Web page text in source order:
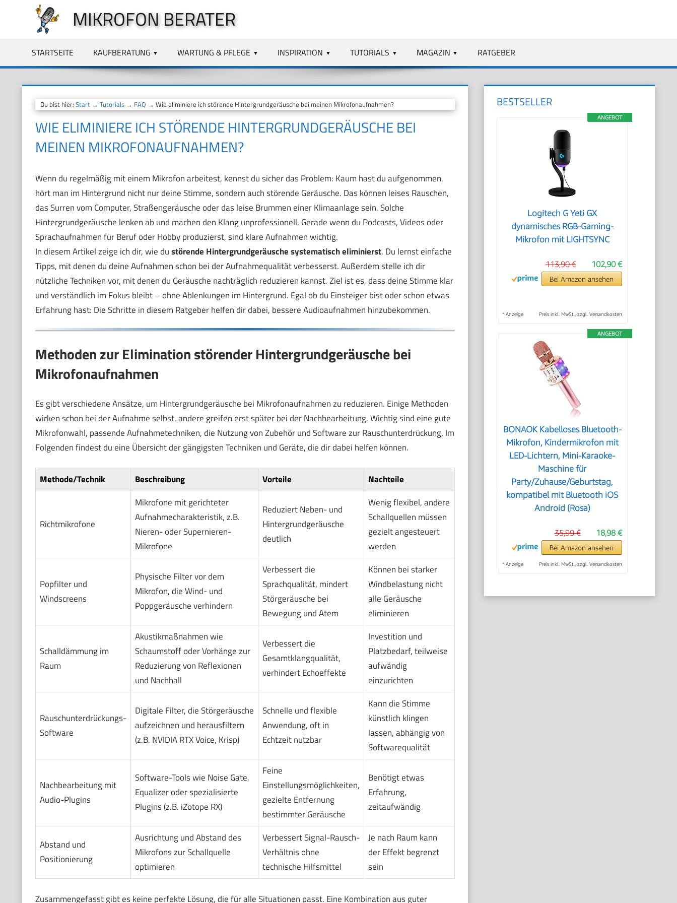
springen
MIKROFON BERATER
STARTSEITE KAUFBERATUNG WARTUNG & PFLEGE INSPIRATION TUTORIALS MAGAZIN RATGEBER
Du bist hier: Start→ Tutorials→ FAQ → Wie eliminiere ich störende Hintergrundgeräusche bei meinen Mikrofonaufnahmen?
WIE ELIMINIERE ICH STÖRENDE HINTERGRUNDGERÄUSCHE BEI
MEINEN MIKROFONAUFNAHMEN?
Wenn du regelmäßig mit einem Mikrofon arbeitest, kennst du sicher das Problem: Kaum hast du aufgenommen,
hört man im Hintergrund nicht nur deine Stimme, sondern auch störende Geräusche. Das können leises Rauschen,
das Surren vom Computer, Straßengeräusche oder das leise Brummen einer Klimaanlage sein. Solche
Hintergrundgeräusche lenken ab und machen den Klang unprofessionell. Gerade wenn du Podcasts, Videos oder
Sprachaufnahmen für Beruf oder Hobby produzierst, sind klare Aufnahmen wichtig.
In diesem Artikel zeige ich dir, wie dustörende Hintergrundgeräusche systematisch eliminierst. Du lernst einfache
Tipps, mit denen du deine Aufnahmen schon bei der Aufnahmequalität verbesserst. Außerdem stelle ich dir
nützliche Techniken vor, mit denen du Geräusche nachträglich reduzieren kannst. Ziel ist es, dass deine Stimme klar
und verständlich im Fokus bleibt – ohne Ablenkungen im Hintergrund. Egal ob du Einsteiger bist oder schon etwas
Erfahrung hast: Die Schritte in diesem Ratgeber helfen dir dabei, bessere Audioaufnahmen hinzubekommen.
Methoden zur Elimination störender Hintergrundgeräusche bei
Mikrofonaufnahmen
Es gibt verschiedene Ansätze, um Hintergrundgeräusche bei Mikrofonaufnahmen zu reduzieren. Einige Methoden
wirken schon bei der Aufnahme selbst, andere greifen erst später bei der Nachbearbeitung. Wichtig sind eine gute
Mikrofonwahl, passende Aufnahmetechniken, die Nutzung von Zubehör und Software zur Rauschunterdrückung. Im
Folgenden findest du eine Übersicht der gängigsten Techniken und Geräte, die dir dabei helfen können.
Methode/Technik Beschreibung Vorteile Nachteile
Richtmikrofone
Mikrofone mit gerichteter
Aufnahmecharakteristik, z.B.
Nieren- oder Supernieren-
Mikrofone
Reduziert Neben- und
Hintergrundgeräusche
deutlich
Wenig flexibel, andere
Schallquellen müssen
gezielt angesteuert
werden
Popfilter und
Windscreens
Physische Filter vor dem
Mikrofon, die Wind- und
Poppgeräusche verhindern
Verbessert die
Sprachqualität, mindert
Störgeräusche bei
Bewegung und Atem
Können bei starker
Windbelastung nicht
alle Geräusche
eliminieren
Schalldämmung im
Raum
Akustikmaßnahmen wie
Schaumstoff oder Vorhänge zur
Reduzierung von Reflexionen
und Nachhall
Verbessert die
Gesamtklangqualität,
verhindert Echoeffekte
Investition und
Platzbedarf, teilweise
aufwändig
einzurichten
Rauschunterdrückungs-
Software
Digitale Filter, die Störgeräusche
aufzeichnen und herausfiltern
(z.B. NVIDIA RTX Voice, Krisp)
Schnelle und flexible
Anwendung, oft in
Echtzeit nutzbar
Kann die Stimme
künstlich klingen
lassen, abhängig von
Softwarequalität
Nachbearbeitung mit
Audio-Plugins
Software-Tools wie Noise Gate,
Equalizer oder spezialisierte
Plugins (z.B. iZotope RX)
Feine
Einstellungsmöglichkeiten,
gezielte Entfernung
bestimmter Geräusche
Benötigt etwas
Erfahrung,
zeitaufwändig
Abstand und
Positionierung
Ausrichtung und Abstand des
Mikrofons zur Schallquelle
optimieren
Verbessert Signal-Rausch-
Verhältnis ohne
technische Hilfsmittel
Je nach Raum kann
der Effekt begrenzt
sein
Zusammengefasst gibt es keine perfekte Lösung, die für alle Situationen passt. Eine Kombination aus guter
BESTSELLER
ANGEBOT
Logitech G Yeti GX
dynamisches RGB-Gaming-
Mikrofon mit LIGHTSYNC
102,90 €
113,90 €
Bei Amazon ansehen
* Anzeige Preis inkl. MwSt., zzgl. Versandkosten
ANGEBOT
BONAOK Kabelloses Bluetooth-
Mikrofon, Kindermikrofon mit
LED-Lichtern, Mini-Karaoke-
Maschine für
Party/Zuhause/Geburtstag,
kompatibel mit Bluetooth iOS
Android (Rosa)
18,98 €
35,99 €
Bei Amazon ansehen
* Anzeige Preis inkl. MwSt., zzgl. Versandkosten